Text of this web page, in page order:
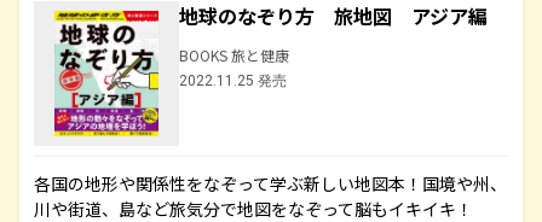
地球のなぞり方 旅地図 アジア編
BOOKS 旅と健康
2022.11.25 発売
各国の地形や関係性をなぞって学ぶ新しい地図本！国境や州、
川や街道、島など旅気分で地図をなぞって脳もイキイキ！